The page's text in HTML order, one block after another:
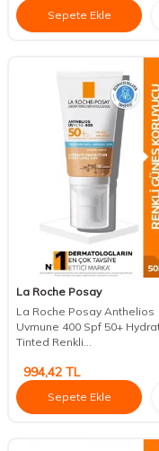
Sepete Ekle
La Roche Posay
La Roche Posay Anthelios
Uvmune 400 Spf 50+
Tinted Renkli...
994,42 TL
Sepete Ekle